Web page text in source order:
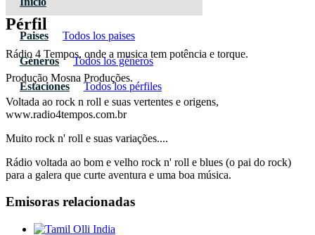
Paises Todos los paises
Géneros Todos los géneros
Estaciones Todos los pérfiles
Pérfil
Rádio 4 Tempos, onde a musica tem potência e torque.
Produção Mosna Produções.
Voltada ao rock n roll e suas vertentes e origens,
www.radio4tempos.com.br
Muito rock n' roll e suas variações....
Rádio voltada ao bom e velho rock n' roll e blues (o pai do rock)
para a galera que curte aventura e uma boa música.
Emisoras relacionadas